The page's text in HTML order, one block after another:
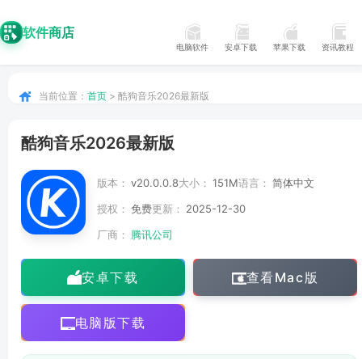
软件商店
电脑软件 安卓下载 苹果下载 资讯教程
当前位置： 首页 > 酷狗音乐2026最新版
酷狗音乐2026最新版
版本： v20.0.0.8大小： 151M语言： 简体中文
授权： 免费更新：
2025-12-30
厂商：
腾讯公司
安卓下载 查看Mac版
电脑版下载